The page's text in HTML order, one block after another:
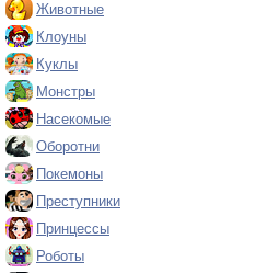
Животные
Клоуны
Куклы
Монстры
Насекомые
Оборотни
Покемоны
Преступники
Принцессы
Роботы